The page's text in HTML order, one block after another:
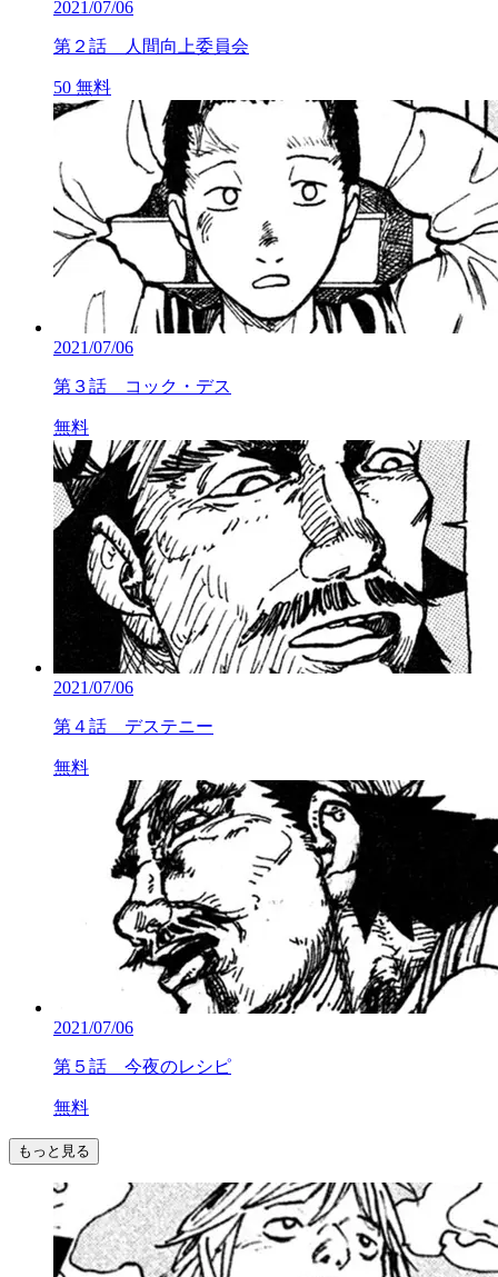
2021/07/06
第２話 人間向上委員会
50 無料
2021/07/06
第３話 コック・デス
無料
2021/07/06
第４話 デステニー
無料
2021/07/06
第５話 今夜のレシピ
無料
もっと見る